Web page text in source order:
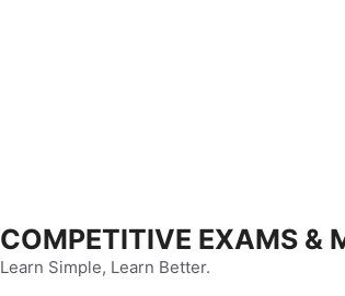
COMPETITIVE EXAMS &
Learn Simple, Learn Better.